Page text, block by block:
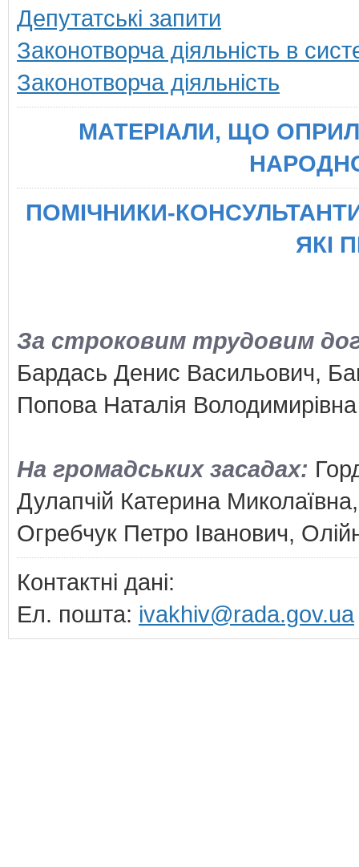
Депутатські запити
Законотворча діяльність в
Законотворча діяльність
МАТЕРІАЛИ, ЩО
ПОМІЧНИКИ-
ЯКІ
За строковим трудовим
Бардась Денис Васильович,
Попова Наталія Володимирівна
На громадських засадах:
Дулапчій Катерина
Огребчук Петро Іванович,
Контактні дані:
Ел. пошта: ivakhiv@rada.gov.ua